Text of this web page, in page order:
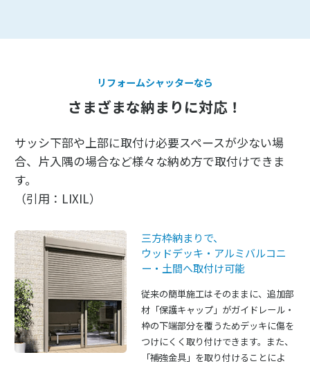
リフォームシャッターなら
さまざまな納まりに対応！
サッシ下部や上部に取付け必要スペースが少ない場
合、片入隅の場合など様々な納め方で取付けできま
す。
（引用：LIXIL）
三方枠納まりで、
ウッドデッキ・アルミバルコニ
ー・土間へ取付け可能
従来の簡単施工はそのままに、追加部
材「保護キャップ」がガイドレール・
枠の下端部分を覆うためデッキに傷を
つけにくく取り付けできます。また、
「補強金具」を取り付けることによ